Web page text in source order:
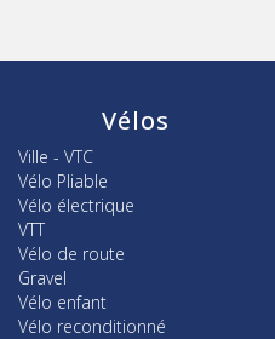
Vélos
Ville - VTC
Vélo Pliable
Vélo électrique
VTT
Vélo de route
Gravel
Vélo enfant
Vélo reconditionné